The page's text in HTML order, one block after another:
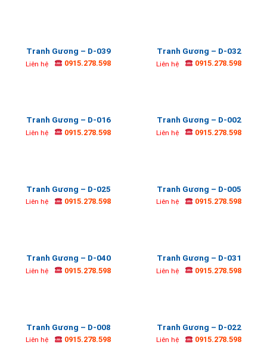
Tranh Gương – D-039
Liên hệ 0915.278.598
Tranh Gương – D-032
Liên hệ 0915.278.598
Tranh Gương – D-016
Liên hệ 0915.278.598
Tranh Gương – D-002
Liên hệ 0915.278.598
Tranh Gương – D-025
Liên hệ 0915.278.598
Tranh Gương – D-005
Liên hệ 0915.278.598
Tranh Gương – D-040
Liên hệ 0915.278.598
Tranh Gương – D-031
Liên hệ 0915.278.598
Tranh Gương – D-008
Liên hệ 0915.278.598
Tranh Gương – D-022
Liên hệ 0915.278.598